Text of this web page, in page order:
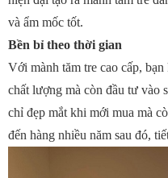
và ẩm mốc tốt.
Bền bỉ theo thời gian
Với mành tăm tre cao cấp,
chất lượng mà còn đầu tư vào
chỉ đẹp mắt khi mới mua mà
đến hàng nhiều năm sau đó,